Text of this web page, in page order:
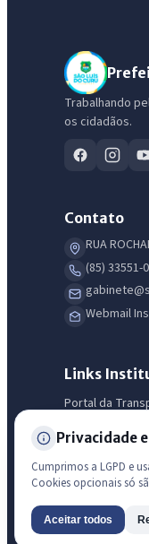
Trabalhando
os cidadãos.
Contato
RUA
(85) 33551-
Webmail
Links
Portal da
Licitações
Ouvidoria
e-SIC
LGPD
Mapa do Site
Privacidade
Cumprimos a LGPD e
Cookies opcionais só
Aceitar todos
IntGest AI
Assistente do
Olá. Pergunte
licitações, estrutura